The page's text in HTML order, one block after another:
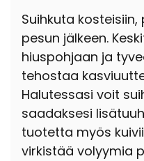
Suihkuta kosteisiin,
pesun jälkeen.
hiuspohjaan ja
tehostaa
Halutessasi voit
saadaksesi
tuotetta myös
virkistää volyymia